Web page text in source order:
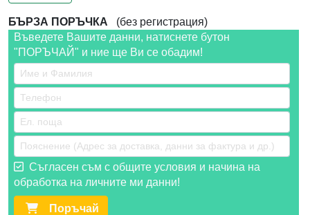
БЪРЗА ПОРЪЧКА (без регистрация)
Въведете Вашите данни, натиснете бутон
"ПОРЪЧАЙ" и ние ще Ви се обадим!
Съгласен съм с общите условия и начина на
обработка на личните ми данни!
Поръчай